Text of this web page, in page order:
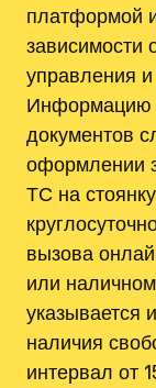
платформой
зависимости
управления и
Информацию
документов
оформлении
ТС на
вызова
или
указывается
наличия
интервал от